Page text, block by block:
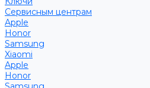
Сервисным центрам
Apple
Honor
Samsung
Xiaomi
Apple
Honor